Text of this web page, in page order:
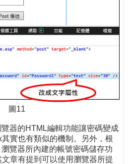
圖11
器的HTML編輯功能讓密碼變成
實也有類似的機制。另外，根
覽器所內建的帳號密碼儲存功
章有提到可以使用瀏覽器所提